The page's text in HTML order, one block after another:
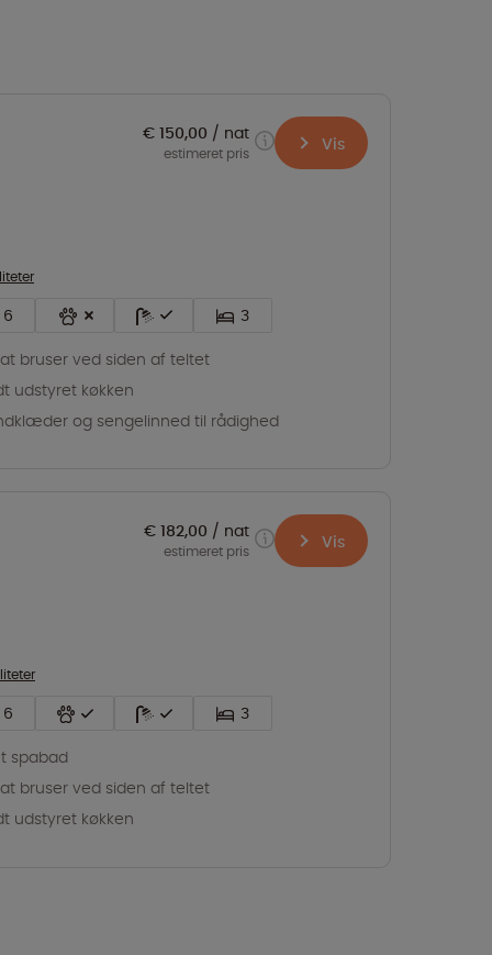
3
bruser ved siden af teltet
udstyret køkken
og sengelinned til rådighed
€ 150,00 nat
estimeret pris Vis
3
spabad
bruser ved siden af teltet
udstyret køkken
€ 182,00 nat
estimeret pris Vis